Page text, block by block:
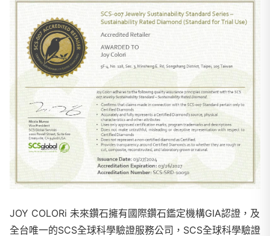
JOY COLORi 未來鑽石擁有國際鑽石鑑定機構GIA認證，及
全台唯一的SCS全球科學驗證服務公司，SCS全球科學驗證